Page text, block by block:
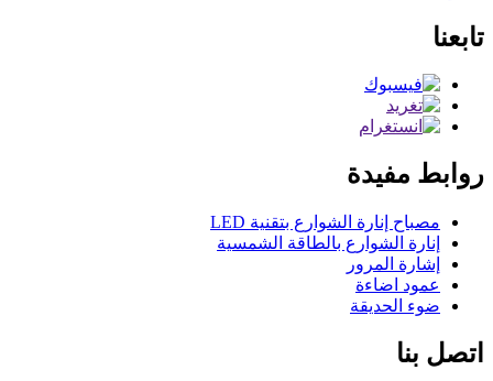
تابعنا
روابط مفيدة
مصباح إنارة الشوارع بتقنية LED
إنارة الشوارع بالطاقة الشمسية
إشارة المرور
عمود اضاءة
ضوء الحديقة
اتصل بنا